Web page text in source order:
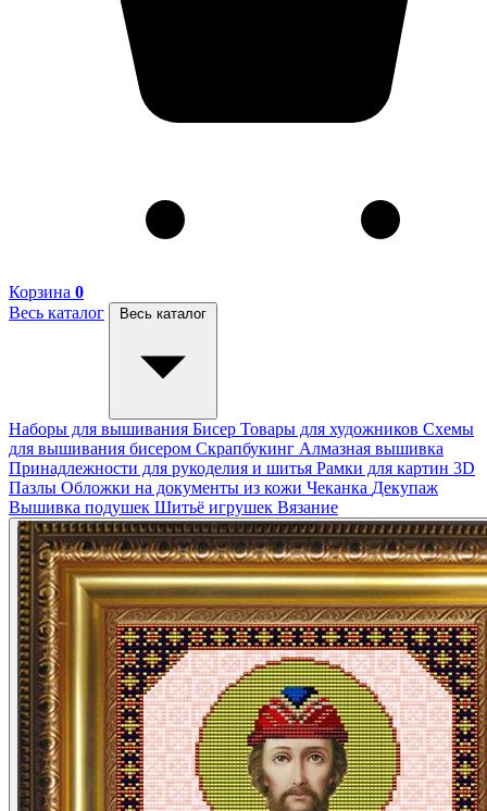
Корзина 0
Весь каталог
Весь каталог
Наборы для вышивания Бисер Товары для художников Схемы
для вышивания бисером Скрапбукинг Алмазная вышивка
Принадлежности для рукоделия и шитья Рамки для картин 3D
Пазлы Обложки на документы из кожи Чеканка Декупаж
Вышивка подушек Шитьё игрушек Вязание